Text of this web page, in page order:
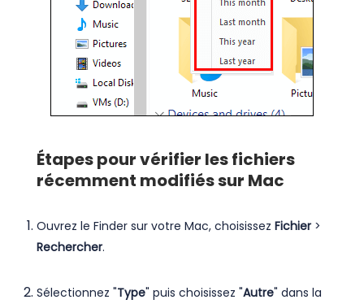
Étapes pour vérifier les fichiers
récemment modifiés sur Mac
Ouvrez le Finder sur votre Mac, choisissez Fichier >
Rechercher.
Sélectionnez "Type" puis choisissez "Autre" dans la